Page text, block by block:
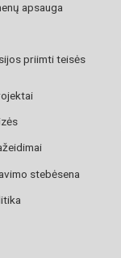
apsauga
priimti teisės
stebėsena